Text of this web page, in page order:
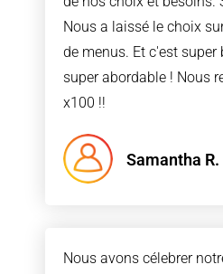
Nous a laissé le choix
de menus. Et c'est
super abordable ! Nous
x100 !!
Samantha R.
Nous avons célebrer